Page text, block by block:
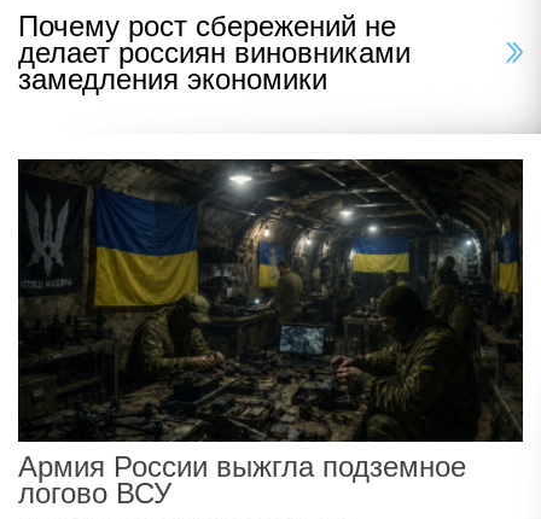
Почему рост сбережений не
делает россиян виновниками
замедления экономики
Армия России выжгла подземное
логово ВСУ